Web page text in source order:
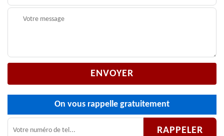
On vous rappelle gratuitement